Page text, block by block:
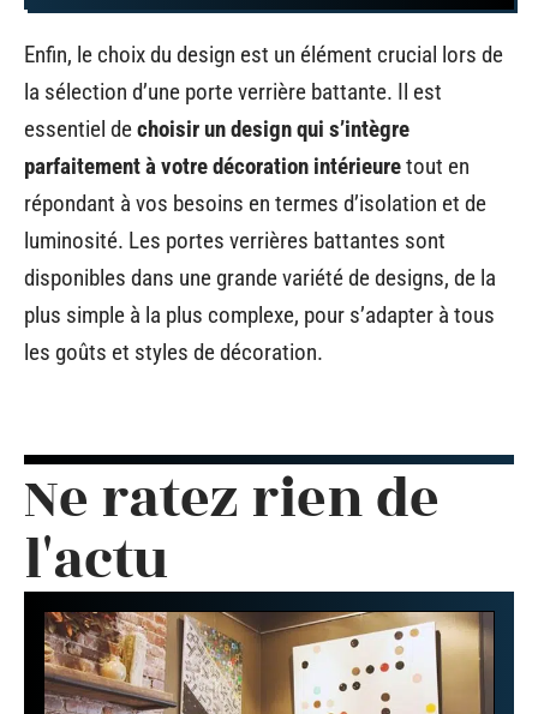
Enfin, le choix du design est un élément crucial lors de
la sélection d’une porte verrière battante. Il est
essentiel dechoisir un design qui s’intègre
parfaitement à votre décoration intérieuretout en
répondant à vos besoins en termes d’isolation et de
luminosité. Les portes verrières battantes sont
disponibles dans une grande variété de designs, de la
plus simple à la plus complexe, pour s’adapter à tous
les goûts et styles de décoration.
Ne ratez rien de
l'actu